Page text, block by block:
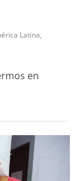
Latina,
en